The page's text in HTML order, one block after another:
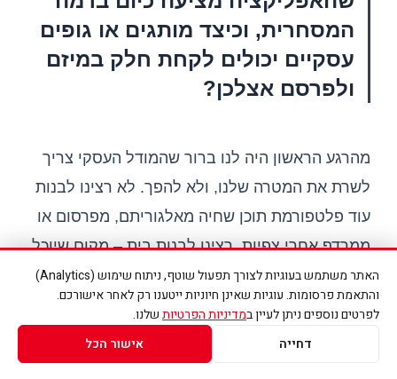
המסחרית, וכיצד מותגים או גופים
עסקיים יכולים לקחת חלק במיזם
ולפרסם אצלכן?
מהרגע הראשון היה לנו ברור שהמודל העסקי צריך
לשרת את המטרה שלנו, ולא להפך. לא רצינו לבנות
עוד פלטפורמת תוכן שחיה מאלגוריתם, מפרסום או
ממרדף אחרי צפיות. רצינו לבנות בית – מקום שיוכל
להמשיך לצמוח ולהעניק מענה אמיתי לאנשים גם
בעוד חמש, עשר ועשרים שנה.
בחרנו להקים את "הקול שלך – הבית לשינוי" כחברה
האתר משתמש בעוגיות לצורך תפעול שוטף, ניתוח שימוש (Analytics)
והתאמת פרסומות. עוגיות שאינן חיוניות ייטענו רק לאחר אישורכם.
לפרטים נוספים ניתן לעיין במדיניות הפרטיותשלנו.
דחייה
אישור הכל